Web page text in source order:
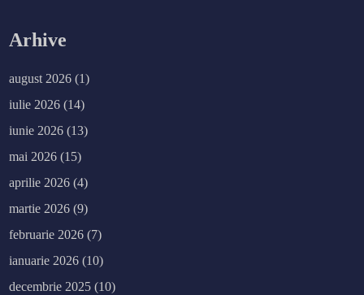
Arhive
august 2026 (1)
iulie 2026 (14)
iunie 2026 (13)
mai 2026 (15)
aprilie 2026 (4)
martie 2026 (9)
februarie 2026 (7)
ianuarie 2026 (10)
decembrie 2025 (10)